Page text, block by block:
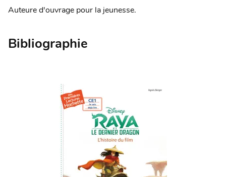
Auteure d'ouvrage pour la jeunesse.
Bibliographie